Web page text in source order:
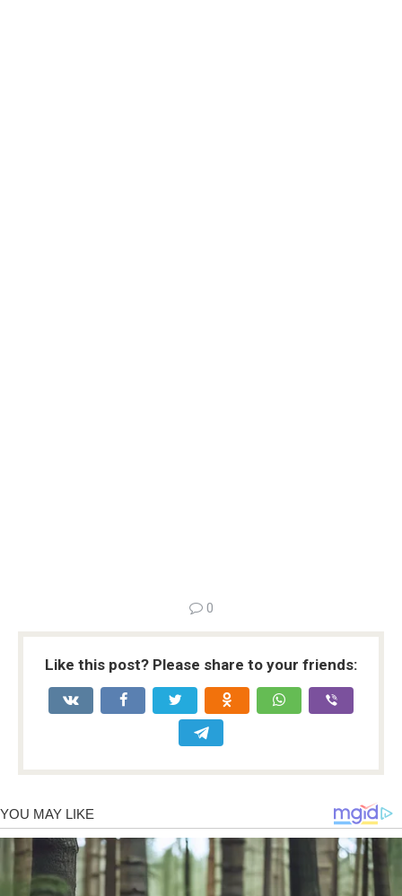
0
Like this post? Please share to your friends: